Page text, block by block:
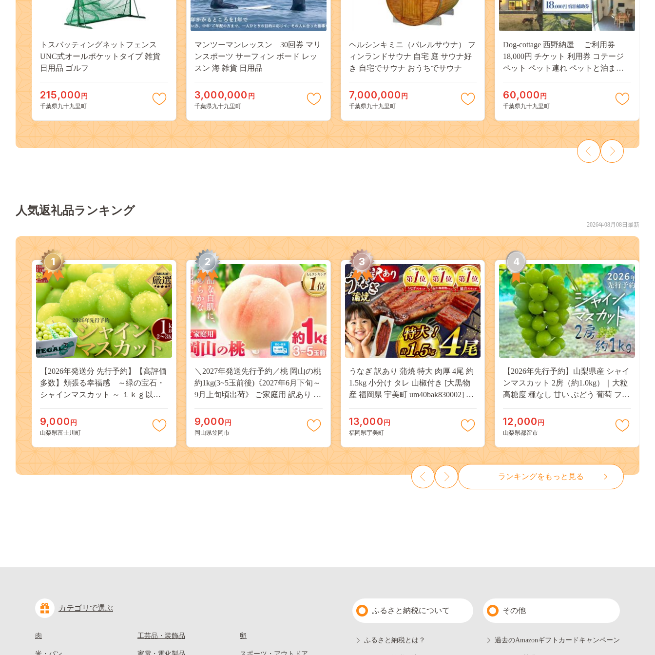
トスバッティングネットフェンス
UNC式オールポケットタイプ 雑貨
日用品 ゴルフ
215,000 円
千葉県九十九里町
マンツーマンレッスン 30回券 マリ
ンスポーツ サーフィン ボード レッ
スン 海 雑貨 日用品
3,000,000 円
千葉県九十九里町
ヘルシンキミニ（バレルサウナ） フ
ィンランドサウナ 自宅 庭 サウナ好
き 自宅でサウナ おうちでサウナ
7,000,000 円
千葉県九十九里町
Dog-cottage 西野納屋 ご利用券
18,000円 チケット 利用券 コテージ
ペット ペット連れ ペットと泊まれ
BBQ 海の幸 九十九里 千葉県
60,000 円
千葉県九十九里町
人気返礼品ランキング
2026年08月08日最新
1
【2026年発送分 先行予約】【高評価
多数】頬張る幸福感 ～緑の宝石・
シャインマスカット ～ １ｋｇ以上
物 くだもの シャイン マスカット ぶ
どう ブドウ 葡萄 大粒 種なし 先行予
九千円
9,000 円
山梨県富士川町
2
＼2027年発送先行予約／桃 岡山の桃
約1kg(3~5玉前後)《2027年6月下旬～
9月上旬頃出荷》 ご家庭用 訳あり 白
果物 デザート 旬 モモ もも 先行予約
送料無料 果物 岡山県 笠岡市 清水白
kasaoka_zsy_419_100---
9,000 円
岡山県笠岡市
3
うなぎ 訳あり 蒲焼 特大 肉厚 4尾 約
1.5kg 小分け タレ 山椒付き [大黒物
産 福岡県 宇美町 um40bak830002] 不
うなぎ蒲焼 鰻蒲焼き 蒲焼き かば焼
き 真空パック 個包装 冷凍 13000
13,000 円
福岡県宇美町
4
【2026年先行予約】山梨県産 シャイ
ンマスカット 2房（約1.0kg）｜大粒
高糖度 種なし 甘い ぶどう 葡萄 フル
JX003
12,000 円
山梨県都留市
ランキングをもっと見る
カテゴリで選ぶ
肉 工芸品・装飾品 卵
ふるさと納税について
ふるさと納税とは？
その他
過去のAmazonギフトカードキャンペーン